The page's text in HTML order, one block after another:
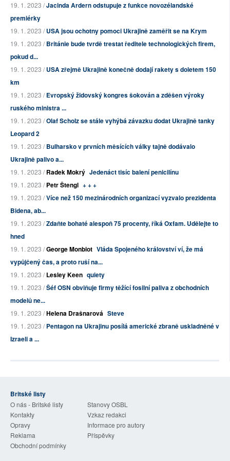
19. 1. 2023 /Jacinda Ardern odstupuje z funkce novozélandské
premiérky
19. 1. 2023 /USA jsou ochotny pomoci Ukrajině zaměřit se na Krym
19. 1. 2023 /Británie bude tvrdě trestat ředitele technologických firem,
pokud d...
19. 1. 2023 /USA zřejmě Ukrajině konečně dodají rakety s doletem 150
km
19. 1. 2023 /Evropský židovský kongres šokován a zděšen výroky
ruského ministra ...
19. 1. 2023 /Olaf Scholz se stále vyhýbá závazku dodat Ukrajině tanky
Leopard 2
19. 1. 2023 /Bulharsko v prvních měsících války tajně dodávalo
Ukrajině palivo a...
19. 1. 2023 /Radek Mokrý Jedenáct tisíc balení penicilínu
19. 1. 2023 /Petr Štengl + + +
19. 1. 2023 /Více než 150 mezinárodních organizací vyzvalo prezidenta
Bidena, ab...
19. 1. 2023 /Zdaňte bohaté alespoň 75 procenty, říká Oxfam. Udělejte to
hned
19. 1. 2023 /George Monbiot Vláda Spojeného království ví, že má
vypůjčený čas, a proto ruší na...
19. 1. 2023 /Lesley Keen quiety
19. 1. 2023 /Šéf OSN obviňuje firmy těžící fosilní paliva z obchodních
modelů ne...
19. 1. 2023 /Helena Drašnarová Steve
19. 1. 2023 /Pentagon na Ukrajinu posílá americké zbraně uskladněné v
Izraeli a ...
Britské listy
O nás - Britské listy
Stanovy OSBL
Kontakty
Vzkaz redakci
Opravy
Informace pro autory
Reklama
Příspěvky
Obchodní podmínky